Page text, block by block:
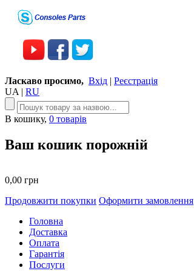
Ласкаво просимо, Вхід | Реєстрація
UA | RU
В кошику, 0 товарів
Ваш кошик порожній
0,00 грн
Продовжити покупки Оформити замовлення
Головна
Доставка
Оплата
Гарантія
Послуги